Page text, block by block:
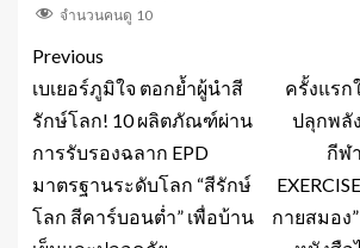
จำนวนคนดู 10
Previous
เบเยอร์ภูมิใจ ตอกย้ำผู้นำสี
รักษ์โลก! 10 ผลิตภัณฑ์ผ่าน
การรับรองฉลาก EPD
มาตรฐานระดับโลก “สีรักษ์
โลก สีคาร์บอนต่ำ” เพื่อบ้าน
ครั้งแรก
ปลุกพลั
กีฬ
กายสมอง